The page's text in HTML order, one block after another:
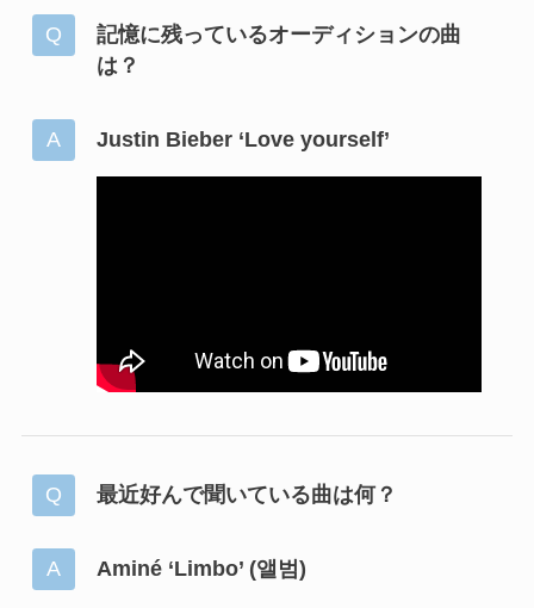
記憶に残っているオーディションの曲
は？
Justin Bieber ‘Love yourself’
最近好んで聞いている曲は何？
Aminé ‘Limbo’ (앨범)